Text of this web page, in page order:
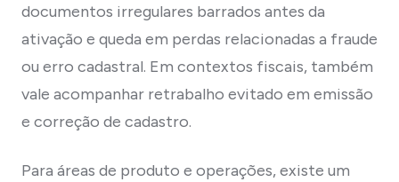
documentos irregulares barrados antes da
ativação e queda em perdas relacionadas a fraude
ou erro cadastral. Em contextos fiscais, também
vale acompanhar retrabalho evitado em emissão
e correção de cadastro.
Para áreas de produto e operações, existe um